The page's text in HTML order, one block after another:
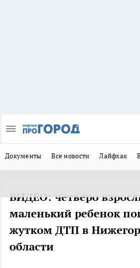
Документы Все новости Лайфхак
ВИДЕО: четверо
маленький ребенок
жутком ДТП в
области